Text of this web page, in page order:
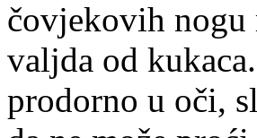
čovjekovih
valjda od
prodorno u oči,